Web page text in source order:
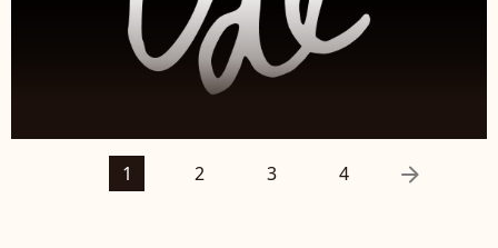
1 2 3 4 arrow_right